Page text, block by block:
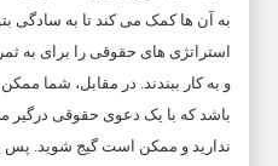
به آن ها کمک می کند تا به سادگی
استراتژی های حقوقی را برای به
و به کار ببندند. در مقابل، شما
باشد که با یک دعوی حقوقی درگیر
ندارید و ممکن است گیج شوید. پس